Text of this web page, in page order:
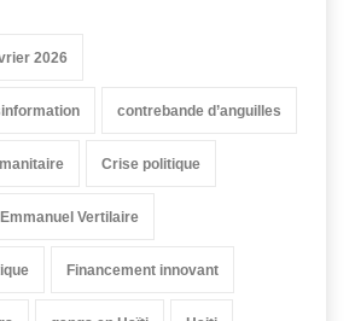
2026
contrebande d’anguilles
Crise politique
Emmanuel Vertilaire
Financement innovant